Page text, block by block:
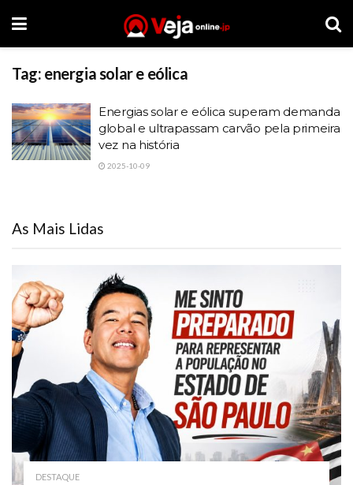
Tag: energia solar e eólica
Energias solar e eólica superam demanda
global e ultrapassam carvão pela primeira
vez na história
2025-10-09
As Mais Lidas
DESTAQUE